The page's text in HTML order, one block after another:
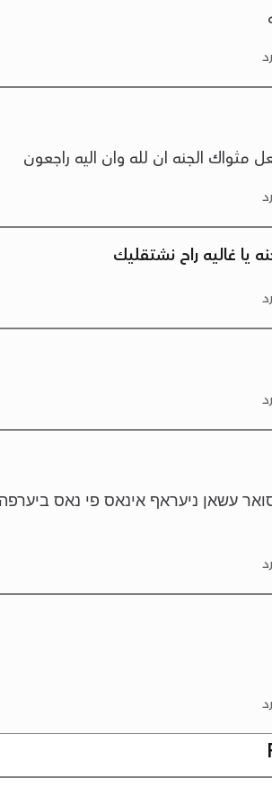
رد
مثواك الجنه ان لله وان اليه راجعون
رد
يا غاليه راح نشتقليك
رد
رد
חוט סואר עשאן ניעראף אינאס פי נאס
رد
رد